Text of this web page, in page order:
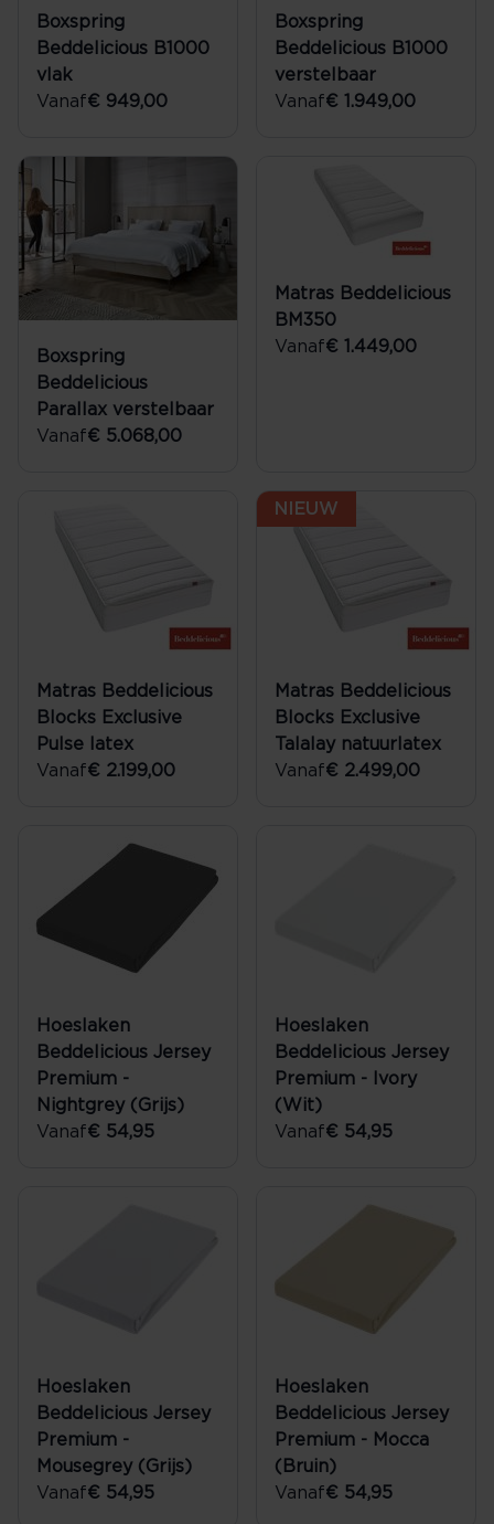
Boxspring
Beddelicious B1000
vlak
Vanaf€ 949,00
Boxspring
Beddelicious B1000
verstelbaar
Vanaf€ 1.949,00
Boxspring
Beddelicious
Parallax verstelbaar
Vanaf€ 5.068,00
Matras Beddelicious
BM350
Vanaf€ 1.449,00
Matras Beddelicious
Blocks Exclusive
Pulse latex
Vanaf€ 2.199,00
NIEUW
Matras Beddelicious
Blocks Exclusive
Talalay natuurlatex
Vanaf€ 2.499,00
Hoeslaken
Beddelicious Jersey
Premium -
Nightgrey (Grijs)
Vanaf€ 54,95
Hoeslaken
Beddelicious Jersey
Premium - Ivory
(Wit)
Vanaf€ 54,95
Hoeslaken
Beddelicious Jersey
Premium -
Mousegrey (Grijs)
Vanaf€ 54,95
Hoeslaken
Beddelicious Jersey
Premium - Mocca
(Bruin)
Vanaf€ 54,95